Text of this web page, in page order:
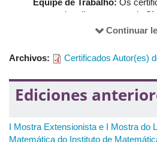
acessados diretamente pelo
, no endereço:
realizar a busca, basta inserir o
efetuar o download do
Autores de Trabalhos:Os
apresentação de trabalhos
o acesso rápido e seguro a
Continuar
Archivos: Certificados Autor(es)
Ediciones
I Mostra Extensionista e I Mostra do
Matemática do Instituto de